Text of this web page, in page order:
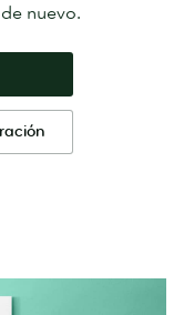
nuevo.